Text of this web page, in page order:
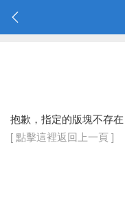
抱歉，指定的版塊不存在
[ 點擊這裡返回上一頁 ]